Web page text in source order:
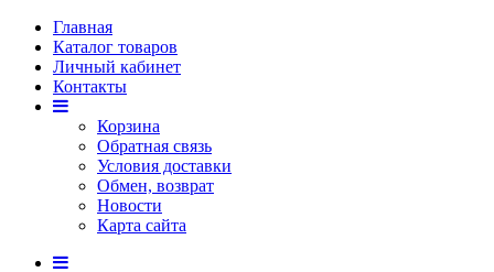
Главная
Каталог товаров
Личный кабинет
Контакты
Корзина
Обратная связь
Условия доставки
Обмен, возврат
Новости
Карта сайта